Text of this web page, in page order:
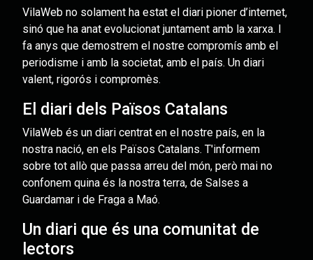
VilaWeb no solament ha estat el diari pioner d’internet,
sinó que ha anat evolucionat juntament amb la xarxa. I
fa anys que demostrem el nostre compromís amb el
periodisme i amb la societat, amb el país. Un diari
valent, rigorós i compromès.
El diari dels Països Catalans
VilaWeb és un diari centrat en el nostre país, en la
nostra nació, en els Països Catalans. T'informem
sobre tot allò que passa arreu del món, però mai no
confonem quina és la nostra terra, de Salses a
Guardamar i de Fraga a Maó.
Un diari que és una comunitat de
lectors